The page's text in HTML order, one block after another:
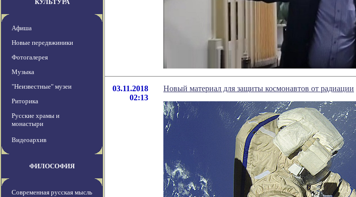
КУЛЬТУРА
Афиша
Новые передвжиники
Фотогалерея
Музыка
"Неизвестные" музеи
Риторика
Русские храмы и
монастыри
Видеоархив
ФИЛОСОФИЯ
Современная русская мысль
03.11.2018
02:13
Новый материал для защиты космонавтов от радиации